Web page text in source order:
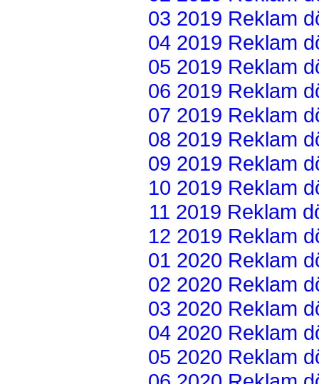
03 2019 Reklam
04 2019 Reklam
05 2019 Reklam
06 2019 Reklam
07 2019 Reklam
08 2019 Reklam
09 2019 Reklam
10 2019 Reklam
11 2019 Reklam
12 2019 Reklam
01 2020 Reklam
02 2020 Reklam
03 2020 Reklam
04 2020 Reklam
05 2020 Reklam